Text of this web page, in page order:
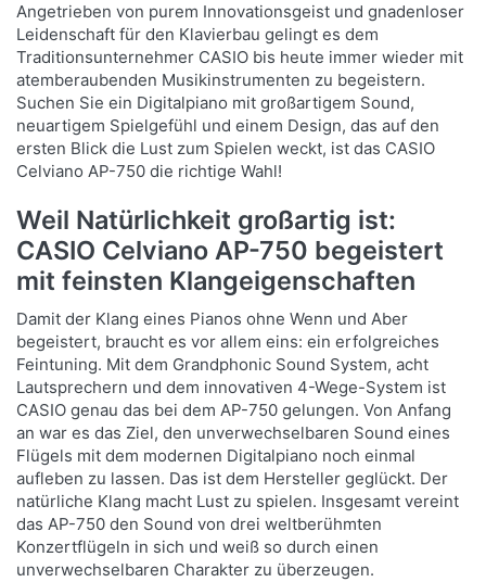
Angetrieben von purem Innovationsgeist und gnadenloser
Leidenschaft für den Klavierbau gelingt es dem
Traditionsunternehmer CASIO bis heute immer wieder mit
atemberaubenden Musikinstrumenten zu begeistern.
Suchen Sie ein Digitalpiano mit großartigem Sound,
neuartigem Spielgefühl und einem Design, das auf den
ersten Blick die Lust zum Spielen weckt, ist das CASIO
Celviano AP-750 die richtige Wahl!
Weil Natürlichkeit großartig ist:
CASIO Celviano AP-750 begeistert
mit feinsten Klangeigenschaften
Damit der Klang eines Pianos ohne Wenn und Aber
begeistert, braucht es vor allem eins: ein erfolgreiches
Feintuning. Mit dem Grandphonic Sound System, acht
Lautsprechern und dem innovativen 4-Wege-System ist
CASIO genau das bei dem AP-750 gelungen. Von Anfang
an war es das Ziel, den unverwechselbaren Sound eines
Flügels mit dem modernen Digitalpiano noch einmal
aufleben zu lassen. Das ist dem Hersteller geglückt. Der
natürliche Klang macht Lust zu spielen. Insgesamt vereint
das AP-750 den Sound von drei weltberühmten
Konzertflügeln in sich und weiß so durch einen
unverwechselbaren Charakter zu überzeugen.